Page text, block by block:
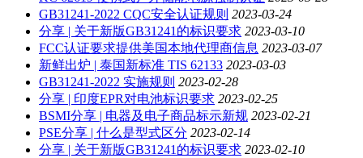
GB31241-2022 CQC安全认证规则 2023-03-24
分享 | 关于新版GB31241的标识要求 2023-03-10
FCC认证要求提供美国本地代理商信息 2023-03-07
新鲜出炉 | 泰国新标准 TIS 62133 2023-03-03
GB31241-2022 实施规则 2023-02-28
分享 | 印度EPR对电池标识要求 2023-02-25
BSMI分享 | 电器及电子商品标示新规 2023-02-21
PSE分享 | 什么是型式区分 2023-02-14
分享 | 关于新版GB31241的标识要求 2023-02-10